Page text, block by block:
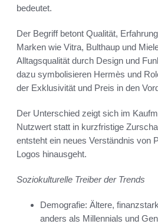
bedeutet.
Der Begriff betont Qualität,
Marken wie Vitra, Bulthaup und
Alltagsqualität durch Design und
dazu symbolisieren Hermès und
der Exklusivität und Preis in den
Der Unterschied zeigt sich im
Nutzwert statt in kurzfristige
entsteht ein neues Verständnis von
Logos hinausgeht.
Soziokulturelle Treiber der Trends
Demografie: Ältere,
anders als Millennials und